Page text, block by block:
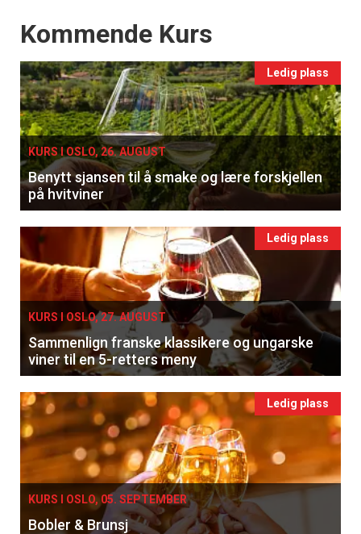
kan fritt velge hvilke du ønsker å få
tilsendt.
Registrer deg
Events
Kommende Kurs
Ledig plass
KURS I OSLO, 26. AUGUST
Benytt sjansen til å smake og lære forskjellen
på hvitviner
Ledig plass
KURS I OSLO, 27. AUGUST
Sammenlign franske klassikere og ungarske
viner til en 5-retters meny
Ledig plass
KURS I OSLO, 05. SEPTEMBER
Bobler & Brunsj